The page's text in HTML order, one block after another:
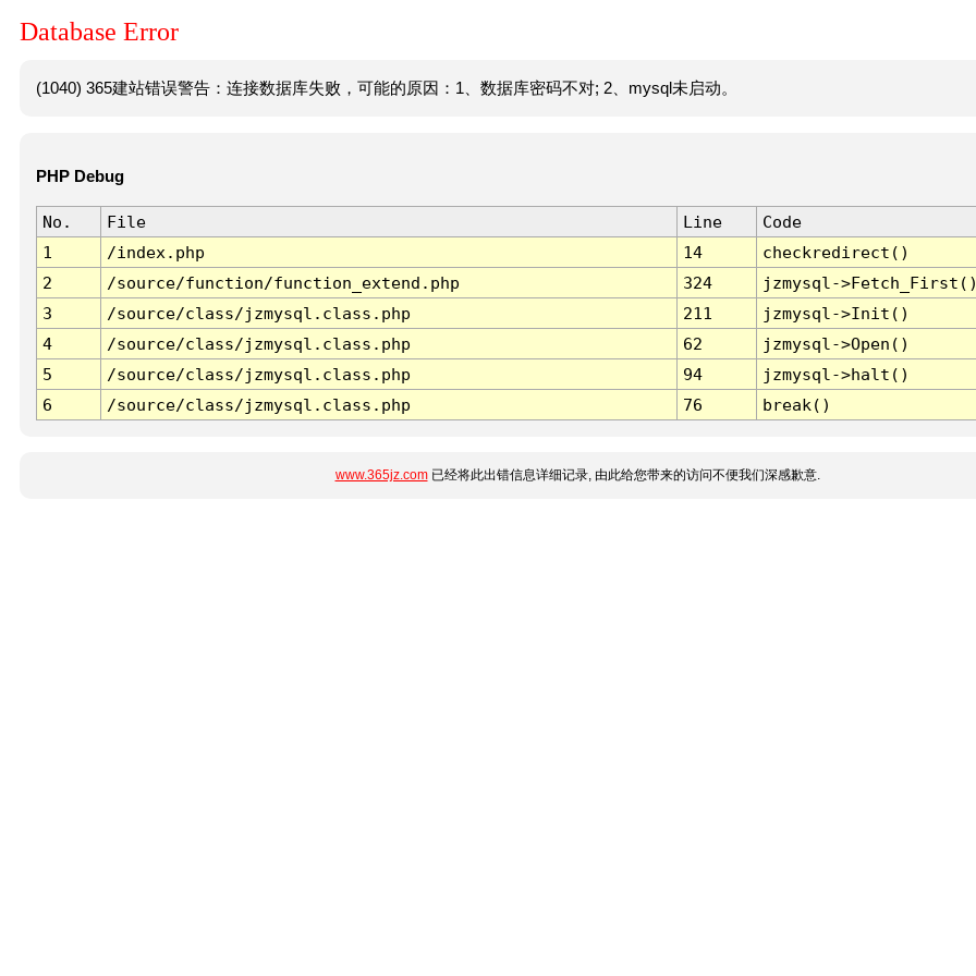
Database Error
(1040) 365建站错误警告：连接数据库失败，可能的原因：1、数据库密码不对; 2、mysql未启动。
PHP Debug
No. File Line
Code
1
/index.php 14
checkredirect()
2
/source/function/function_extend.php 324
jzmysql-
3
/source/class/jzmysql.class.php 211
jzmysql->Init()
4
/source/class/jzmysql.class.php 62
jzmysql->Open()
5
/source/class/jzmysql.class.php 94
jzmysql->halt()
6
/source/class/jzmysql.class.php 76 break()
www.365jz.com已经将此出错信息详细记录, 由此给您带来的访问不便我们深感歉意.